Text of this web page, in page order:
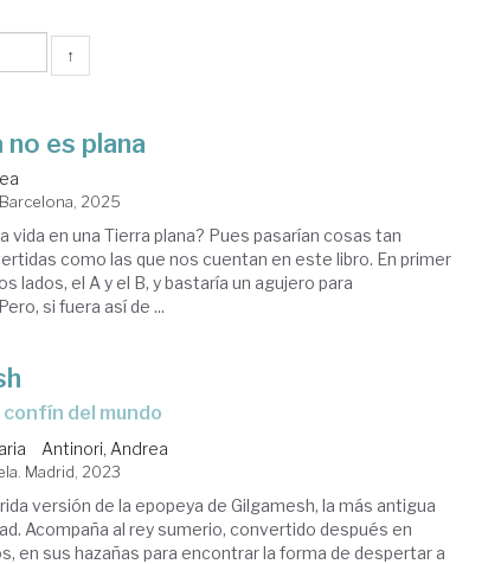
↑
es plana
2025
vida en una Tierra plana? Pues pasarían cosas tan
como las que nos cuentan en este libro. En primer
lados, el A y el B, y bastaría un agujero para
si fuera así de ...
confín del mundo
Antinori, Andrea
Madrid, 2023
versión de la epopeya de Gilgamesh, la más antigua
Acompaña al rey sumerio, convertido después en
en sus hazañas para encontrar la forma de despertar a